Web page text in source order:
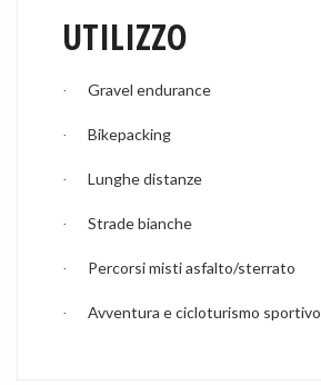
UTILIZZO
· Gravel endurance
· Bikepacking
· Lunghe distanze
· Strade bianche
· Percorsi misti asfalto/sterrato
· Avventura e cicloturismo sportivo